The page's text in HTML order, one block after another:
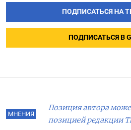
ПОДПИСАТЬСЯ НА
ПОДПИСАТЬСЯ В
МНЕНИЯ
Позиция автора
позицией редакции